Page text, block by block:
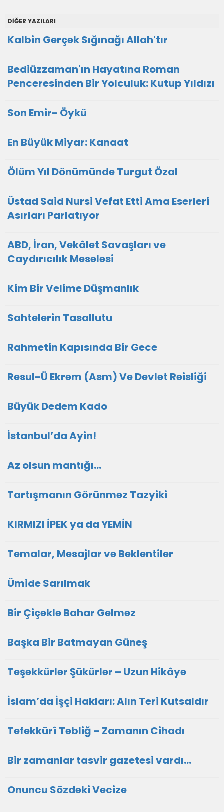
DİĞER YAZILARI
Kalbin Gerçek Sığınağı Allah'tır
Bediüzzaman'ın Hayatına Roman
Penceresinden Bir Yolculuk: Kutup Yıldızı
Son Emir- Öykü
En Büyük Miyar: Kanaat
Ölüm Yıl Dönümünde Turgut Özal
Üstad Said Nursi Vefat Etti Ama Eserleri
Asırları Parlatıyor
ABD, İran, Vekâlet Savaşları ve
Caydırıcılık Meselesi
Kim Bir Velime Düşmanlık
Sahtelerin Tasallutu
Rahmetin Kapısında Bir Gece
Resul-Ü Ekrem (Asm) Ve Devlet Reisliği
Büyük Dedem Kado
İstanbul’da Ayin!
Az olsun mantığı...
Tartışmanın Görünmez Tazyiki
KIRMIZI İPEK ya da YEMİN
Temalar, Mesajlar ve Beklentiler
Ümide Sarılmak
Bir Çiçekle Bahar Gelmez
Başka Bir Batmayan Güneş
Teşekkürler Şükürler – Uzun Hikâye
İslam’da İşçi Hakları: Alın Teri Kutsaldır
Tefekkürî Tebliğ – Zamanın Cihadı
Bir zamanlar tasvir gazetesi vardı...
Onuncu Sözdeki Vecize